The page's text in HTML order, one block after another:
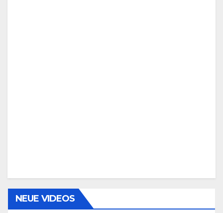
NEUE VIDEOS